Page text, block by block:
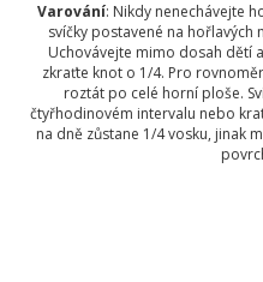
Varování: Nikdy nenechávejte
svíčky postavené na
Uchovávejte mimo dosah dětí
zkraťte knot o 1/4. Pro
roztát po celé horní ploše.
čtyřhodinovém intervalu nebo
na dně zůstane 1/4 vosku, jinak